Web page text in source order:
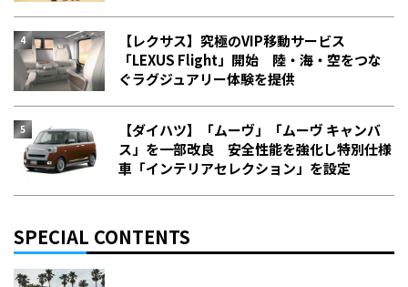
【レクサス】究極のVIP移動サービス
「LEXUS Flight」開始 陸・海・空をつな
ぐラグジュアリー体験を提供
【ダイハツ】「ムーヴ」「ムーヴ キャンバ
ス」を一部改良 安全性能を強化し特別仕様
車「インテリアセレクション」を設定
SPECIAL CONTENTS